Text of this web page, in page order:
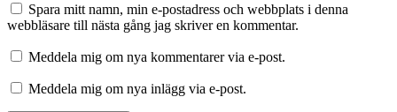
Spara mitt namn, min e-postadress och webbplats i denna
webbläsare till nästa gång jag skriver en kommentar.
Meddela mig om nya kommentarer via e-post.
Meddela mig om nya inlägg via e-post.